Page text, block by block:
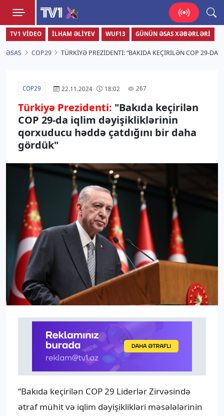
TV1
Zamanı bizimlə yaşa!
TV1 VIDEO İLHAM ƏLIYEV WUF13 GÜNÜN ƏSAS XƏBƏRLƏRI
ƏSAS COP29 TÜRKIYƏ PREZIDENTI: “BAKIDA KEÇIRILƏN COP 29-
COP29 22.11.2024 18:02 267
Türkiyə Prezidenti: "Bakıda keçirilən
COP 29-da iqlim dəyişikliklərinin
qorxuducu həddə çatdığını bir daha
gördük"
“Bakıda keçirilən COP 29 Liderlər Zirvəsində
ətraf mühit və iqlim dəyişiklikləri məsələlərinin